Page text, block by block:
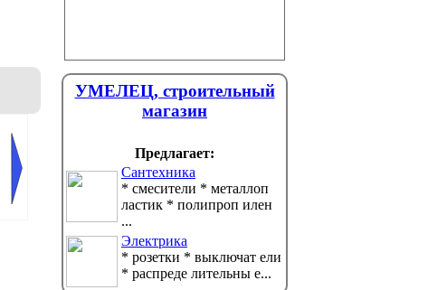
УМЕЛЕЦ, строительный
магазин
Предлагает:
Сантехника
* смесители * металлоп
ластик * полипроп илен
...
Электрика
* розетки * выключат ели
* распреде лительны е...